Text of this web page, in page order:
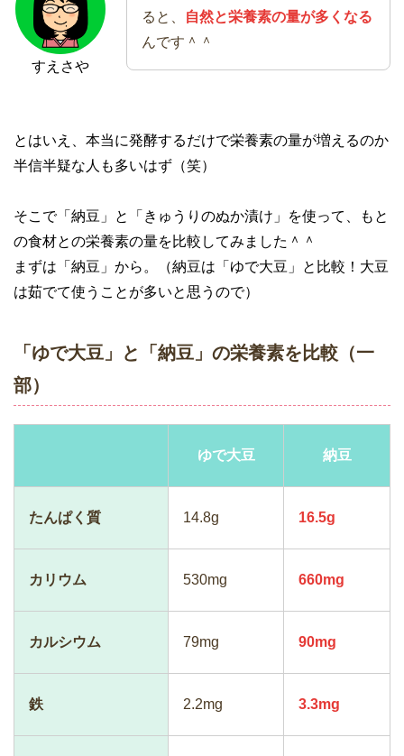
すえさや
ると、 自然と栄養素の量が多くなる
んです＾＾
とはいえ、本当に発酵するだけで栄養素の量が増えるのか
半信半疑な人も多いはず（笑）
そこで「納豆」と「きゅうりのぬか漬け」を使って、もと
の食材との栄養素の量を比較してみました＾＾
まずは「納豆」から。（納豆は「ゆで大豆」と比較！大豆
は茹でて使うことが多いと思うので）
「ゆで大豆」と「納豆」の栄養素を比較（一
部）
ゆで大豆 納豆
たんぱく質 14.8g 16.5g
カリウム 530mg 660mg
カルシウム 79mg 90mg
鉄 2.2mg 3.3mg